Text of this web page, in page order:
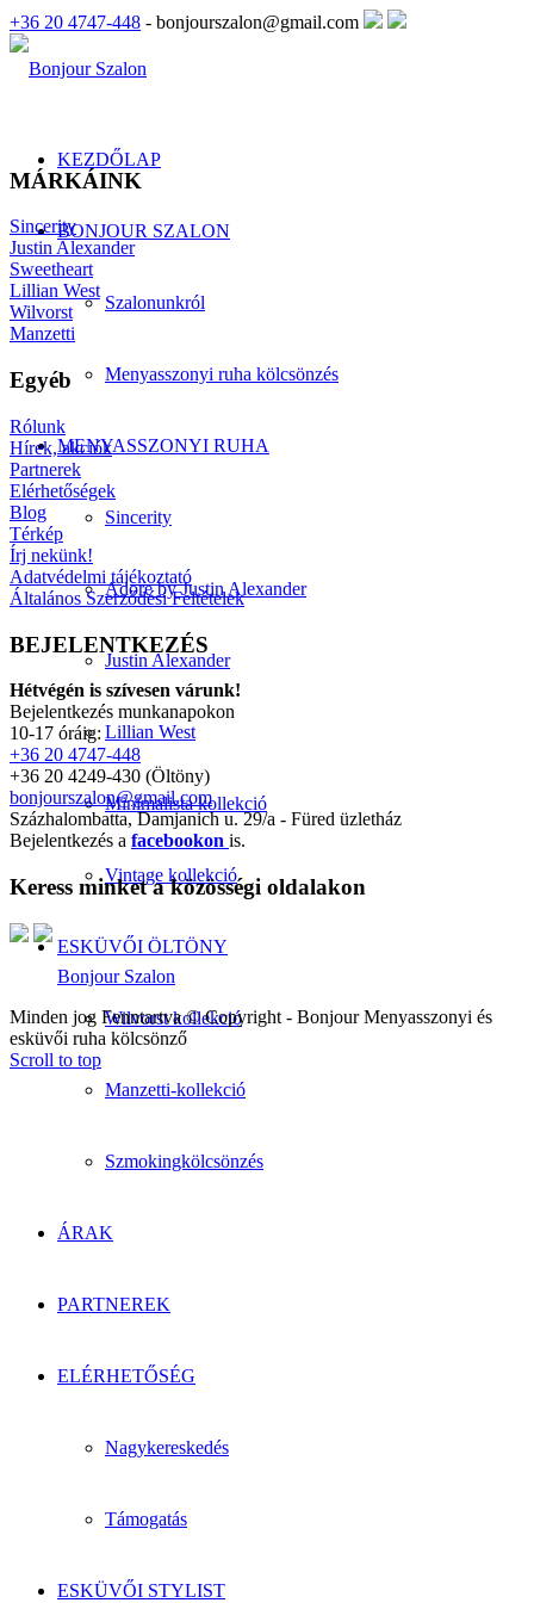
+36 20 4747-448 - bonjourszalon@gmail.com
KEZDŐLAP
BONJOUR SZALON
Szalonunkról
Menyasszonyi ruha kölcsönzés
MENYASSZONYI RUHA
Sincerity
Adore by Justin Alexander
Justin Alexander
Lillian West
Minimalista kollekció
Vintage kollekció
ESKÜVŐI ÖLTÖNY
Wilvorst kollekció
Manzetti-kollekció
Szmokingkölcsönzés
ÁRAK
PARTNEREK
ELÉRHETŐSÉG
Nagykereskedés
Támogatás
ESKÜVŐI STYLIST
MÁRKÁINK
Sincerity
Justin Alexander
Sweetheart
Lillian West
Wilvorst
Manzetti
Egyéb
Rólunk
Hírek, akciók
Partnerek
Elérhetőségek
Blog
Térkép
Írj nekünk!
Adatvédelmi tájékoztató
Általános Szerződési Feltételek
BEJELENTKEZÉS
Hétvégén is szívesen várunk!
Bejelentkezés munkanapokon
10-17 óráig:
+36 20 4747-448
+36 20 4249-430 (Öltöny)
bonjourszalon@gmail.com
Százhalombatta, Damjanich u. 29/a - Füred üzletház
Bejelentkezés a facebookon is.
Keress minket a közösségi oldalakon
Bonjour Szalon
Minden jog Fenntartva © Copyright - Bonjour Menyasszonyi és
esküvői ruha kölcsönző
Scroll to top